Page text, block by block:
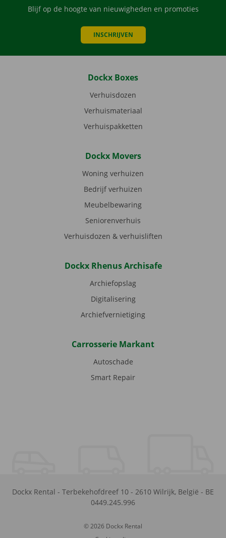
Blijf op de hoogte van nieuwigheden en promoties
INSCHRIJVEN
Dockx Boxes
Verhuisdozen
Verhuismateriaal
Verhuispakketten
Dockx Movers
Woning verhuizen
Bedrijf verhuizen
Meubelbewaring
Seniorenverhuis
Verhuisdozen & verhuisliften
Dockx Rhenus Archisafe
Archiefopslag
Digitalisering
Archiefvernietiging
Carrosserie Markant
Autoschade
Smart Repair
Dockx Rental - Terbekehofdreef 10 - 2610 Wilrijk, België - BE
0449.245.996
© 2026 Dockx Rental